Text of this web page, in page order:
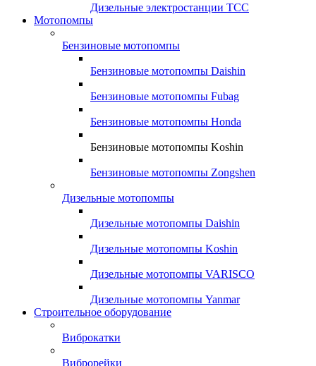
Дизельные электростанции ТСС
Мотопомпы
Бензиновые мотопомпы
Бензиновые мотопомпы Daishin
Бензиновые мотопомпы Fubag
Бензиновые мотопомпы Honda
Бензиновые мотопомпы Koshin
Бензиновые мотопомпы Zongshen
Дизельные мотопомпы
Дизельные мотопомпы Daishin
Дизельные мотопомпы Koshin
Дизельные мотопомпы VARISCO
Дизельные мотопомпы Yanmar
Строительное оборудование
Виброкатки
Виброрейки